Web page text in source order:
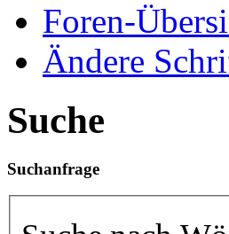
Foren-
Ändere
Suche
Suchanfrage